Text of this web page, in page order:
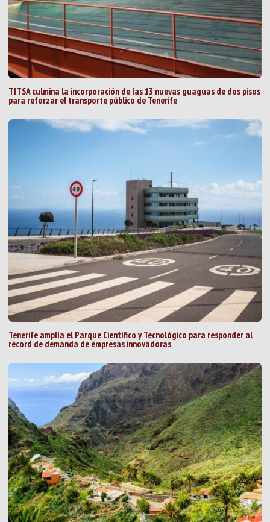
TITSA culmina la incorporación de las 13 nuevas guaguas de dos pisos
para reforzar el transporte público de Tenerife
Tenerife amplía el Parque Científico y Tecnológico para responder al
récord de demanda de empresas innovadoras